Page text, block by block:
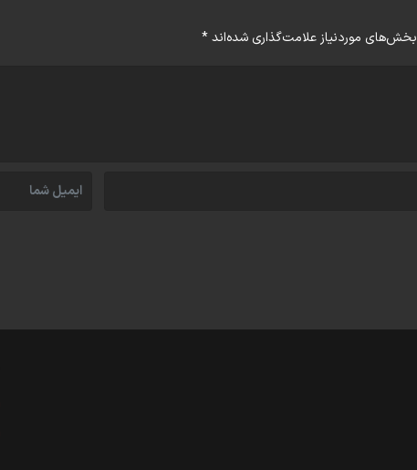
بخش‌های موردنیاز علامت‌گذاری شده‌اند*